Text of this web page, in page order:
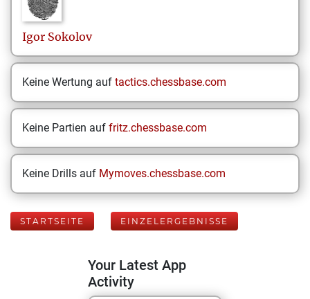
Igor Sokolov
Keine Wertung auf tactics.chessbase.com
Keine Partien auf fritz.chessbase.com
Keine Drills auf Mymoves.chessbase.com
STARTSEITE EINZELERGEBNISSE
Your Latest App
Activity